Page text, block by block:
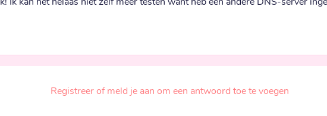
Registreer of meld je aan om een antwoord toe te voegen